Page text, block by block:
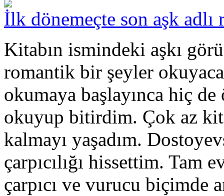
İlk dönemeçte son aşk adlı
Kitabın ismindeki aşkı
romantik bir şeyler
okumaya başlayınca hiç
okuyup bitirdim. Çok az
kalmayı yaşadım.
çarpıcılığı hissettim. Tam
çarpıcı ve vurucu biçimde